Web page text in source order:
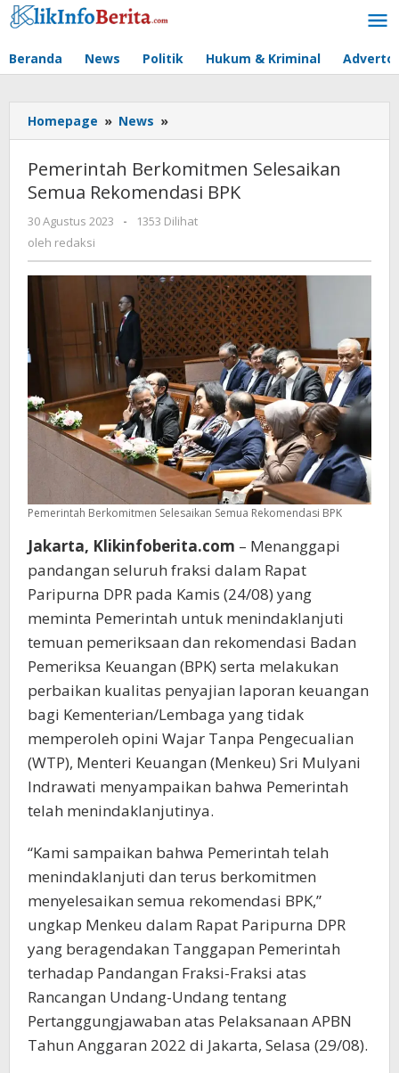
Lewati
ke
Beranda News Politik Hukum & Kriminal
Homepage » News »
Berkomitmen
Semua
Rekomendasi
BPK
Pemerintah Berkomitmen Selesaikan
Semua Rekomendasi BPK
30 Agustus 2023
oleh
-
1353 Dilihat
oleh redaksi
Pemerintah Berkomitmen Selesaikan Semua Rekomendasi BPK
Jakarta, Klikinfoberita.com – Menanggapi
pandangan seluruh fraksi dalam Rapat
Paripurna DPR pada Kamis (24/08) yang
meminta Pemerintah untuk menindaklanjuti
temuan pemeriksaan dan rekomendasi Badan
Pemeriksa Keuangan (BPK) serta melakukan
perbaikan kualitas penyajian laporan keuangan
bagi Kementerian/Lembaga yang tidak
memperoleh opini Wajar Tanpa Pengecualian
(WTP), Menteri Keuangan (Menkeu) Sri Mulyani
Indrawati menyampaikan bahwa Pemerintah
telah menindaklanjutinya.
“Kami sampaikan bahwa Pemerintah telah
menindaklanjuti dan terus berkomitmen
menyelesaikan semua rekomendasi BPK,”
ungkap Menkeu dalam Rapat Paripurna DPR
yang beragendakan Tanggapan Pemerintah
terhadap Pandangan Fraksi-Fraksi atas
Rancangan Undang-Undang tentang
Pertanggungjawaban atas Pelaksanaan APBN
Tahun Anggaran 2022 di Jakarta, Selasa (29/08).